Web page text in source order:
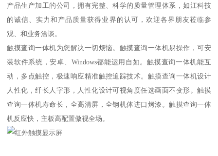
产品生产加工的公司，拥有完整、科学的质量管理体系，如江科技
的诚信、实力和产品质量获得业界的认可，欢迎各界朋友莅临参
观、和业务洽谈。
触摸查询一体机为您解决一切烦恼。触摸查询一体机易操作，可安
装软件系统，安卓、Windows都能运用自如。触摸查询一体机能互
动，多点触控，极速响应精准触控追踪技术。触摸查询一体机设计
人性化，纤长人字形，人性化设计可视角度任选画面不变形。触摸
查询一体机寿命长，全高清屏，全钢机体进口烤漆。触摸查询一体
机反应快，主板高配置傲视全场。